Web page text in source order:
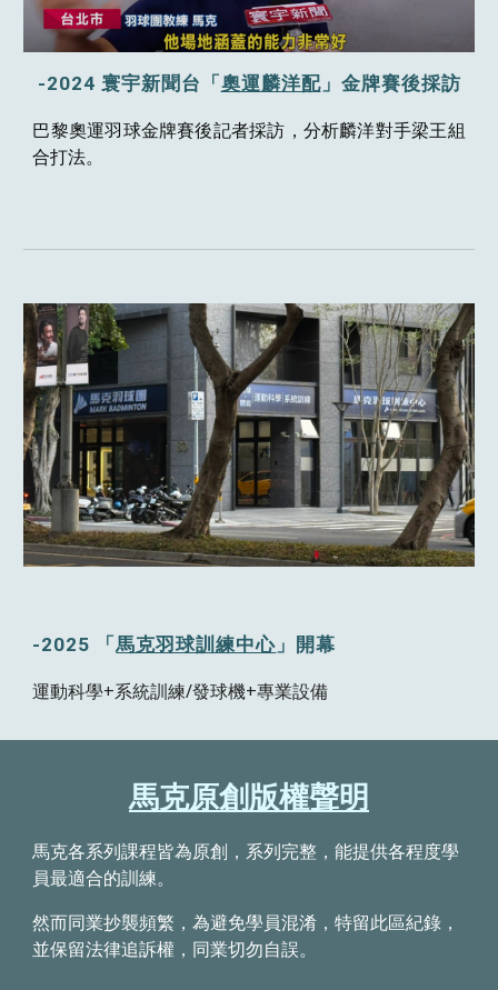
-2024 寰宇新聞 台「 奧運麟洋配」金牌賽後採訪
巴黎奧運羽球金牌賽後記者採訪， 分析麟洋對手梁王組
合打法。
-2025 「馬克羽球訓練中心 」開幕
運動科學+系統訓練/發球機+專業設備
馬克原創版權聲明
馬克各系列課程皆為原創，系列完整，能提供各程度學
員最適合的訓練。
然而同業抄襲頻繁，為避免學員混淆，特留此區紀錄，
並保留法律追訴權，同業切勿自誤。